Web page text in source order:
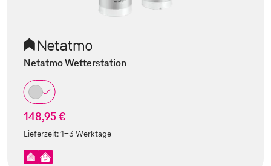
Netatmo Wetterstation
148,95 €
Lieferzeit:1-3 Werktage